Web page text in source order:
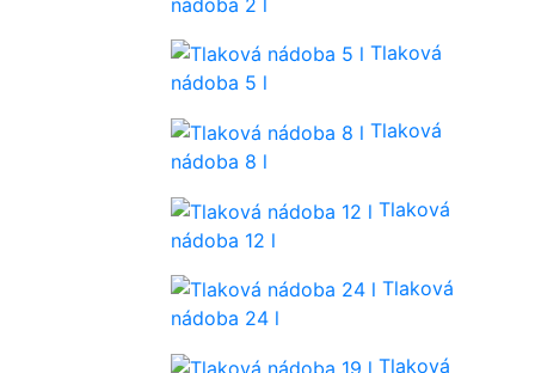
Tlaková
nádoba 5 l
Tlaková
nádoba 8 l
Tlaková
nádoba 12 l
Tlaková
nádoba 24 l
Tlaková